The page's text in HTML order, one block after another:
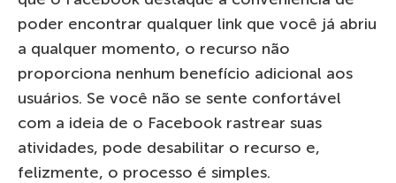
poder encontrar qualquer link que você já abriu
a qualquer momento, o recurso não
proporciona nenhum benefício adicional aos
usuários. Se você não se sente confortável
com a ideia de o Facebook rastrear suas
atividades, pode desabilitar o recurso e,
felizmente, o processo é simples.